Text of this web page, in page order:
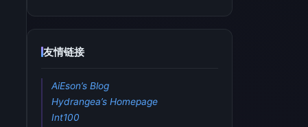
友情链接
AiEson’s Blog
Hydrangea’s Homepage
Int100